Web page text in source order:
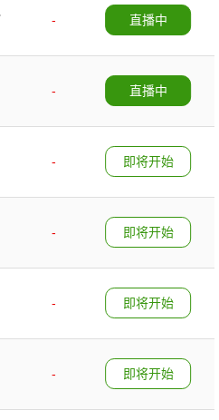
-
直播中
- 直播中
-
即将开始
-
即将开始
-
即将开始
-
即将开始